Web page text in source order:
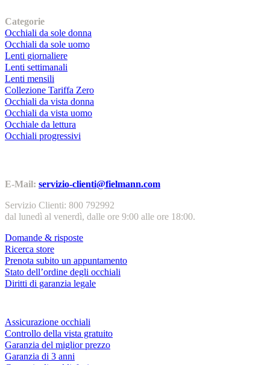
Categorie
Occhiali da sole donna
Occhiali da sole uomo
Lenti giornaliere
Lenti settimanali
Lenti mensili
Collezione Tariffa Zero
Occhiali da vista donna
Occhiali da vista uomo
Occhiale da lettura
Occhiali progressivi
E-Mail: servizio-clienti@fielmann.com
Servizio Clienti: 800 792992
dal lunedì al venerdì, dalle ore 9:00 alle ore 18:00.
Domande & risposte
Ricerca store
Prenota subito un appuntamento
Stato dell’ordine degli occhiali
Diritti di garanzia legale
Assicurazione occhiali
Controllo della vista gratuito
Garanzia del miglior prezzo
Garanzia di 3 anni